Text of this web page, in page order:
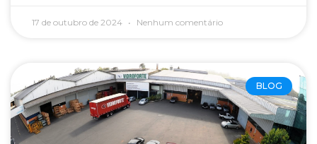
17 de outubro de 2024 Nenhum comentário
BLOG